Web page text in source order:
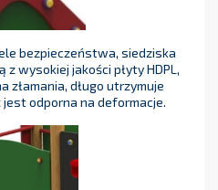
bezpieczeństwa, siedziska
wysokiej jakości płyty HDPL,
złamania, długo utrzymuje
jest odporna na deformacje.